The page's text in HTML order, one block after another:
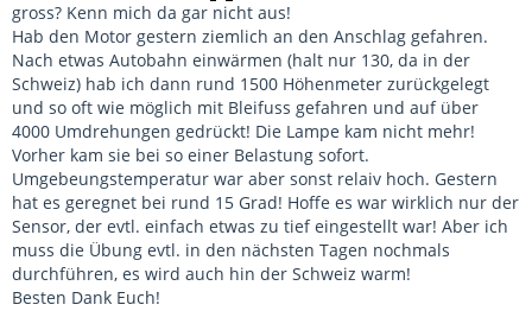
gross? Kenn mich da gar nicht aus!
Hab den Motor gestern ziemlich an den Anschlag gefahren.
Nach etwas Autobahn einwärmen (halt nur 130, da in der
Schweiz) hab ich dann rund 1500 Höhenmeter zurückgelegt
und so oft wie möglich mit Bleifuss gefahren und auf über
4000 Umdrehungen gedrückt! Die Lampe kam nicht mehr!
Vorher kam sie bei so einer Belastung sofort.
Umgebeungstemperatur war aber sonst relaiv hoch. Gestern
hat es geregnet bei rund 15 Grad! Hoffe es war wirklich nur der
Sensor, der evtl. einfach etwas zu tief eingestellt war! Aber ich
muss die Übung evtl. in den nächsten Tagen nochmals
durchführen, es wird auch hin der Schweiz warm!
Besten Dank Euch!